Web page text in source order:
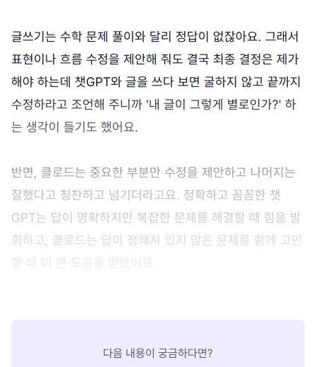
글쓰기는 수학 문제 풀이와 달리 정답이 없잖아요. 그래서
표현이나 흐름 수정을 제안해 줘도 결국 최종 결정은 제가
해야 하는데 챗GPT와 글을 쓰다 보면 굴하지 않고 끝까지
수정하라고 조언해 주니까 '내 글이 그렇게 별로인가?' 하
는 생각이 들기도 했어요.
반면, 클로드는 중요한 부분만 수정을 제안하고 나머지는
잘했다고 칭찬하고 넘기더라고요. 정확하고 꼼꼼한 챗
GPT는 답이 명확하지만 복잡한 문제를 해결할 때 힘을 발
휘하고, 클로드는 답이 정해져 있지 않은 문제를 함께 고민
할 때 더 큰 도움을 받았어요.
다음 내용이 궁금하다면?